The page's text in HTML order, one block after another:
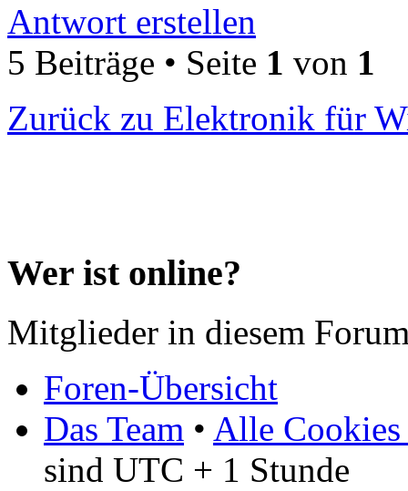
Antwort erstellen
5 Beiträge • Seite 1 von 1
Zurück zu Elektronik für
Wer ist online?
Mitglieder in diesem
Foren-Übersicht
Das Team • Alle Cookies
sind UTC + 1 Stunde